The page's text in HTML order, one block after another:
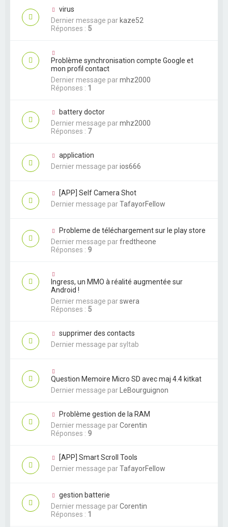
virus
Dernier message parkaze52
Réponses : 5
Problème synchronisation compte Google et
mon profil contact
Dernier message parmhz2000
Réponses : 1
battery doctor
Dernier message parmhz2000
Réponses : 7
application
Dernier message parios666
[APP] Self Camera Shot
Dernier message parTafayorFellow
Probleme de téléchargement sur le play store
Dernier message parfredtheone
Réponses : 9
Ingress, un MMO à réalité augmentée sur
Android !
Dernier message parswera
Réponses : 5
supprimer des contacts
Dernier message parsyltab
Question Memoire Micro SD avec maj 4.4 kitkat
Dernier message parLeBourguignon
Problème gestion de la RAM
Dernier message parCorentin
Réponses : 9
[APP] Smart Scroll Tools
Dernier message parTafayorFellow
gestion batterie
Dernier message parCorentin
Réponses : 1